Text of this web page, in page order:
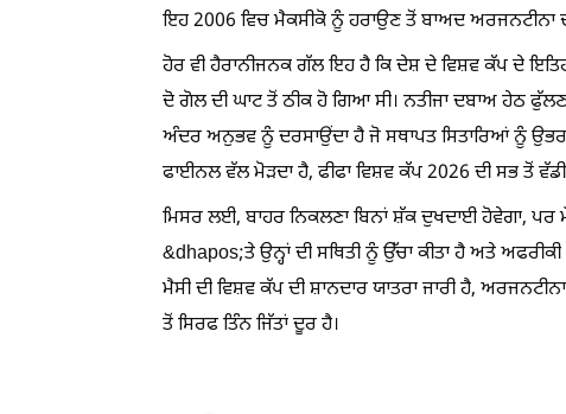
ਇਹ 2006 ਵਿਚ ਮੈਕਸੀਕੋ ਨੂੰ ਹਰਾਉਣ ਤੋਂ ਬਾਅਦ ਅਰਜਨਟੀਨਾ
ਹੋਰ ਵੀ ਹੈਰਾਨੀਜਨਕ ਗੱਲ ਇਹ ਹੈ ਕਿ ਦੇਸ਼ ਦੇ ਵਿਸ਼ਵ ਕੱਪ ਦੇ
ਦੋ ਗੋਲ ਦੀ ਘਾਟ ਤੋਂ ਠੀਕ ਹੋ ਗਿਆ ਸੀ। ਨਤੀਜਾ ਦਬਾਅ ਹੇਠ
ਅੰਦਰ ਅਨੁਭਵ ਨੂੰ ਦਰਸਾਉਂਦਾ ਹੈ ਜੋ ਸਥਾਪਤ ਸਿਤਾਰਿਆਂ ਨੂੰ ਉਭਰ
ਫਾਈਨਲ ਵੱਲ ਮੋੜਦਾ ਹੈ, ਫੀਫਾ ਵਿਸ਼ਵ ਕੱਪ 2026 ਦੀ ਸਭ ਤੋਂ
ਮਿਸਰ ਲਈ, ਬਾਹਰ ਨਿਕਲਣਾ ਬਿਨਾਂ ਸ਼ੱਕ ਦੁਖਦਾਈ ਹੋਵੇਗਾ,
&dhapos;ਤੇ ਉਨ੍ਹਾਂ ਦੀ ਸਥਿਤੀ ਨੂੰ ਉੱਚਾ ਕੀਤਾ ਹੈ ਅਤੇ
ਮੈਸੀ ਦੀ ਵਿਸ਼ਵ ਕੱਪ ਦੀ ਸ਼ਾਨਦਾਰ ਯਾਤਰਾ ਜਾਰੀ ਹੈ,
ਤੋਂ ਸਿਰਫ ਤਿੰਨ ਜਿੱਤਾਂ ਦੂਰ ਹੈ।